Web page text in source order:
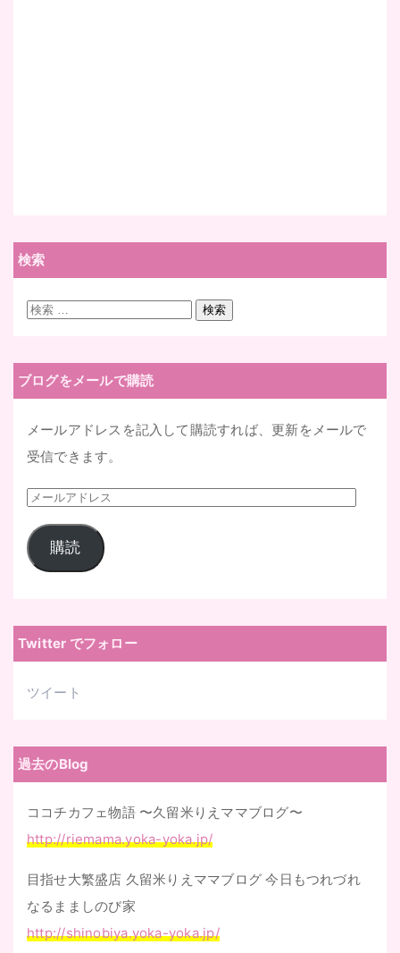
検索
検
検索
ブログをメールで購読
メールアドレスを記入して購読すれば、更新をメールで
受信できます。
メ
ー
ル
ア
レ
購読
Twitter でフォロー
ツイート
過去のBlog
ココチカフェ物語 〜久留米りえママブログ〜
http://riemama.yoka-yoka.jp/
目指せ大繁盛店 久留米りえママブログ 今日もつれづれ
なるまましのび家
http://shinobiya.yoka-yoka.jp/